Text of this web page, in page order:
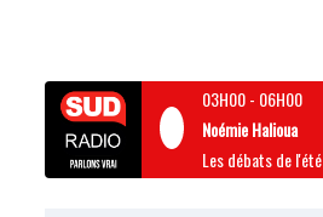
03H00- 06H00
Noémie Halioua
Les débats de l'été